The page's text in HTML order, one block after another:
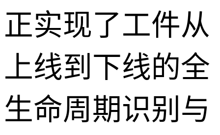
正实现了工件从
上线到下线的全
生命周期识别与